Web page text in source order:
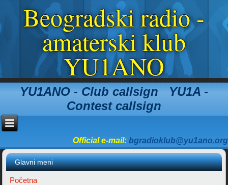
Beogradski radio -
amaterski klub
YU1ANO
YU1ANO - Club callsign YU1A -
Contest callsign
Official e-mail: bgradioklub@yu1ano.org
Glavni meni
Početna